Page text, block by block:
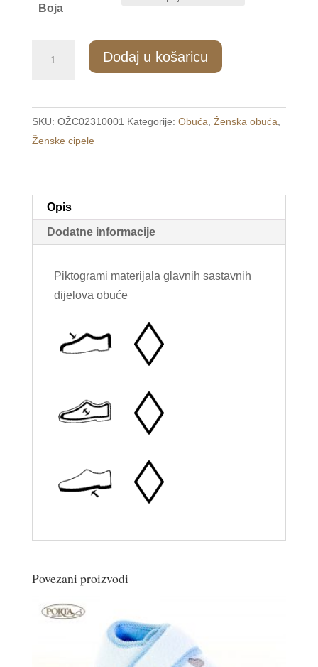
Boja
bež
cipele
na
količina
Dodaj u košaricu
SKU: OŽC02310001 Kategorije: Obuća Ženska obuća
Ženske cipele
Opis
Dodatne informacije
Piktogrami materijala glavnih sastavnih
dijelova obuće
Povezani proizvodi